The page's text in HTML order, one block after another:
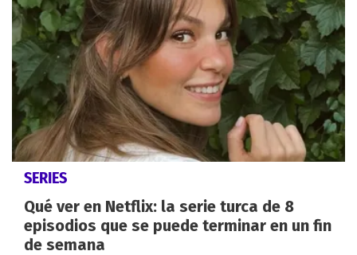
SERIES
Qué ver en Netflix: la serie turca de 8
episodios que se puede terminar en un fin
de semana